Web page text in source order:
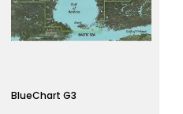
BlueChart G3